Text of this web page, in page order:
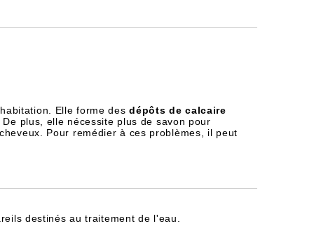
Elle forme desdépôts de calcaire
plus, elle nécessite plus de savon pour
Pour remédier à ces problèmes, il peut
destinés au traitement de l'eau.